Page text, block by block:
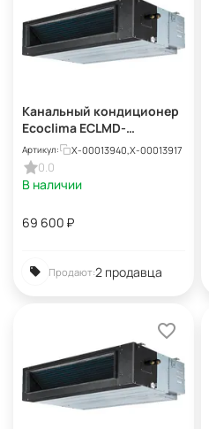
Канальный кондиционер
Ecoclima ECLMD-
TC18/4R1A + ECL-
TC18/4R1A(U)
Артикул: X-00013940,X-00013917
0.0
В наличии
69 600 ₽
Продают:2 продавца